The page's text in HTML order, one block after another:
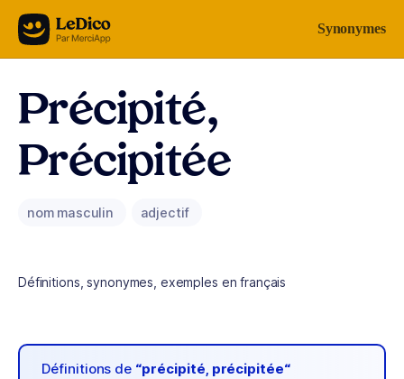
Aller au contenu Synonymes
Précipité,
Précipitée
nom masculin adjectif
Définitions, synonymes, exemples en français
Définitions de “précipité, précipitée“